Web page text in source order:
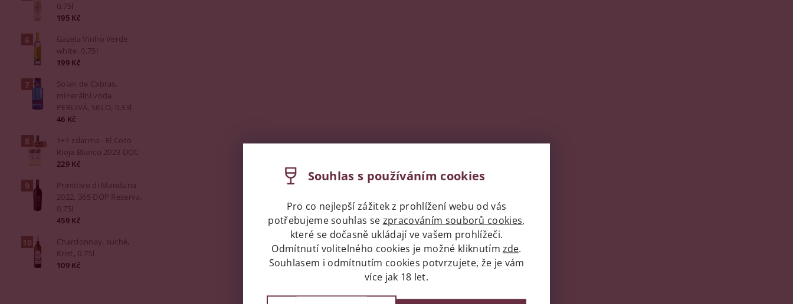
0,75l
195 Kč
Gazela Vinho Verde
white, 0,75l
199 Kč
Solan de Cabras,
minerální voda
PERLIVÁ, SKLO, 0,33l
46 Kč
1+1 zdarma - El Coto
Rioja Blanco 2023 DOC
229 Kč
Primitivo di Manduria
2022, 365 DOP Reserva,
0,75l
459 Kč
Chardonnay, suché,
Krist, 0,75l
109 Kč
Souhlas s používáním cookies
Pro co nejlepší zážitek z prohlížení webu od vás
potřebujeme souhlas se zpracováním souborů cookies,
které se dočasně ukládají ve vašem prohlížeči.
Odmítnutí volitelného cookies je možné kliknutímzde.
Souhlasem i odmítnutím cookies potvrzujete, že je vám
více jak 18 let.